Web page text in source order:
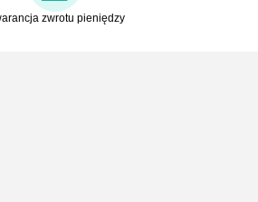
zwrotu pieniędzy